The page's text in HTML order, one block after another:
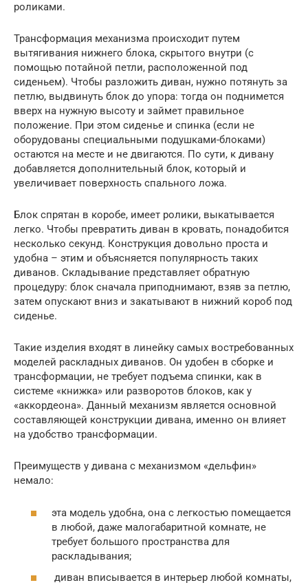
роликами.
Трансформация механизма происходит путем
вытягивания нижнего блока, скрытого внутри (с
помощью потайной петли, расположенной под
сиденьем). Чтобы разложить диван, нужно потянуть за
петлю, выдвинуть блок до упора: тогда он поднимется
вверх на нужную высоту и займет правильное
положение. При этом сиденье и спинка (если не
оборудованы специальными подушками-блоками)
остаются на месте и не двигаются. По сути, к дивану
добавляется дополнительный блок, который и
увеличивает поверхность спального ложа.
Блок спрятан в коробе, имеет ролики, выкатывается
легко. Чтобы превратить диван в кровать, понадобится
несколько секунд. Конструкция довольно проста и
удобна – этим и объясняется популярность таких
диванов. Складывание представляет обратную
процедуру: блок сначала приподнимают, взяв за петлю,
затем опускают вниз и закатывают в нижний короб под
сиденье.
Такие изделия входят в линейку самых востребованных
моделей раскладных диванов. Он удобен в сборке и
трансформации, не требует подъема спинки, как в
системе «книжка» или разворотов блоков, как у
«аккордеона». Данный механизм является основной
составляющей конструкции дивана, именно он влияет
на удобство трансформации.
Преимуществ у дивана с механизмом «дельфин»
немало:
эта модель удобна, она с легкостью помещается
в любой, даже малогабаритной комнате, не
требует большого пространства для
раскладывания;
диван вписывается в интерьер любой комнаты,